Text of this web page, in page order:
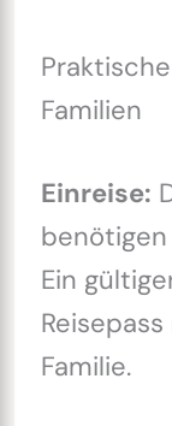
Familien
Einreise:
benötigen
Ein
Familie.